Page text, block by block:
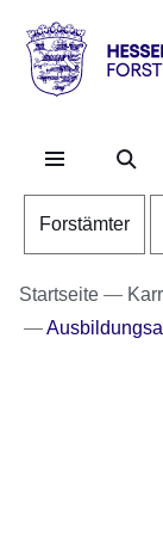
Hessen
Forst
Forstämter
Startseite